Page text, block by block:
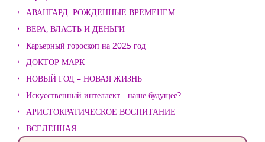
АВАНГАРД. РОЖДЕННЫЕ ВРЕМЕНЕМ
ВЕРА, ВЛАСТЬ И ДЕНЬГИ
Карьерный гороскоп на 2025 год
ДОКТОР МАРК
НОВЫЙ ГОД – НОВАЯ ЖИЗНЬ
Искусственный интеллект - наше будущее?
АРИСТОКРАТИЧЕСКОЕ ВОСПИТАНИЕ
ВСЕЛЕННАЯ